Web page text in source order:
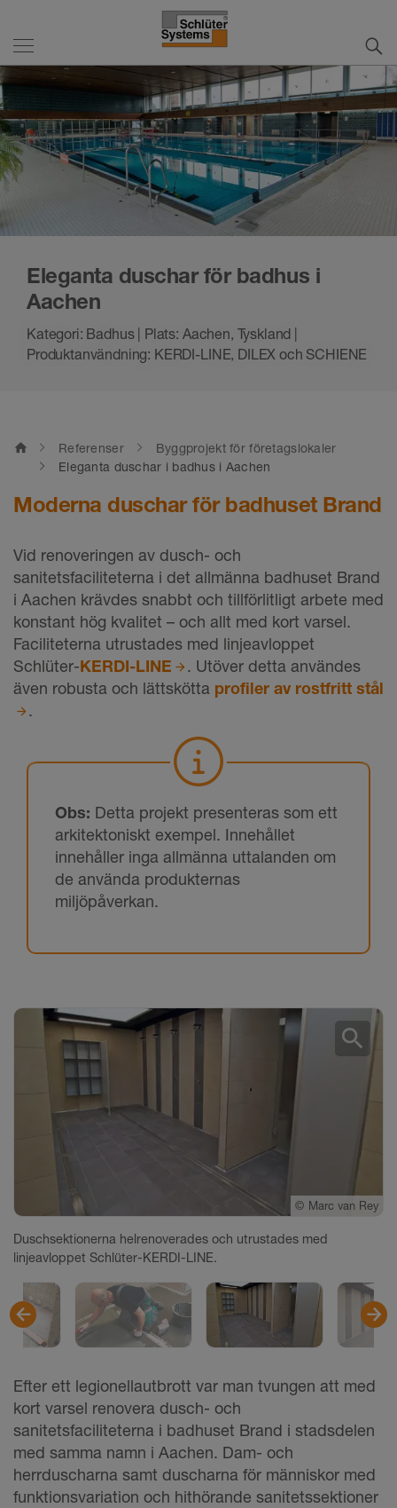
Eleganta duschar för badhus i
Aachen
Kategori: Badhus | Plats: Aachen, Tyskland |
Produktanvändning: KERDI-LINE, DILEX och SCHIENE
home Referenser
Byggprojekt för företagslokaler
Eleganta duschar i badhus i Aachen
Moderna duschar för badhuset Brand
Vid renoveringen av dusch- och
sanitetsfaciliteterna i det allmänna badhuset Brand
i Aachen krävdes snabbt och tillförlitligt arbete med
konstant hög kvalitet – och allt med kort varsel.
Faciliteterna utrustades med linjeavloppet
Schlüter-KERDI-LINE
. Utöver detta användes
även robusta och lättskötta profiler av rostfritt stål
.
Obs: Detta projekt presenteras som ett
arkitektoniskt exempel. Innehållet
innehåller inga allmänna uttalanden om
de använda produkternas
miljöpåverkan.
© Marc van Rey
Duschsektionerna helrenoverades och utrustades med
linjeavloppet Schlüter-KERDI-LINE.
© Marc van Rey
© Marc van Rey
© Schlueter-Systems
search
Efter ett legionellautbrott var man tvungen att med
kort varsel renovera dusch- och
sanitetsfaciliteterna i badhuset Brand i stadsdelen
med samma namn i Aachen. Dam- och
herrduscharna samt duscharna för människor med
funktionsvariation och hithörande sanitetssektioner